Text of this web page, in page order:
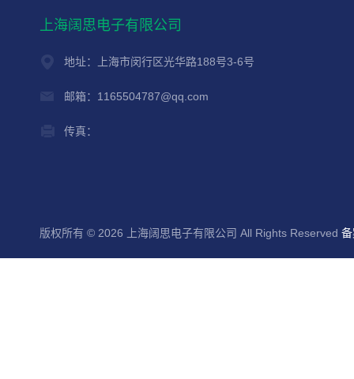
上海阔思电子有限公司
地址：上海市闵行区光华路188号3-6号
邮箱：1165504787@qq.com
传真：
版权所有 © 2026 上海阔思电子有限公司 All Rights Reserved